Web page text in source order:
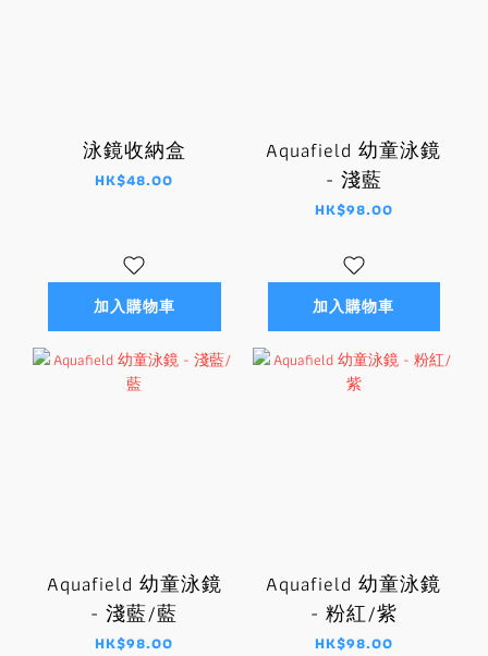
泳鏡收納盒
HK$48.00
加入購物車
Aquafield 幼童泳鏡
- 淺藍
HK$98.00
加入購物車
Aquafield 幼童泳鏡
- 淺藍/藍
HK$98.00
Aquafield 幼童泳鏡
- 粉紅/紫
HK$98.00